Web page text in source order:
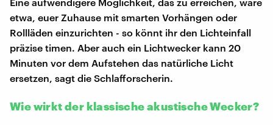
etwa, euer Zuhause mit smarten Vorhängen oder
Rollläden einzurichten - so könnt ihr den Lichteinfall
präzise timen. Aber auch ein Lichtwecker kann 20
Minuten vor dem Aufstehen das natürliche Licht
ersetzen, sagt die Schlafforscherin.
Wie wirkt der klassische akustische Wecker?